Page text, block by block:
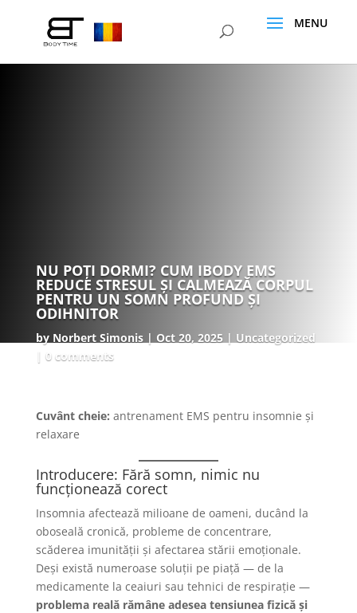
NU POȚI DORMI? CUM IBODY EMS
REDUCE STRESUL ȘI CALMEAZĂ CORPUL
PENTRU UN SOMN PROFUND ȘI
ODIHNITOR
by Norbert Simonis Oct 20, 2025
Uncategorized
0 comments
Cuvânt cheie: antrenament EMS pentru insomnie și
relaxare
Introducere: Fără somn, nimic nu
funcționează corect
Insomnia afectează milioane de oameni, ducând la
oboseală cronică, probleme de concentrare,
scăderea imunității și afectarea stării emoționale.
Deși există numeroase soluții pe piață — de la
medicamente la ceaiuri sau tehnici de respirație —
problema reală rămâne adesea tensiunea fizică și